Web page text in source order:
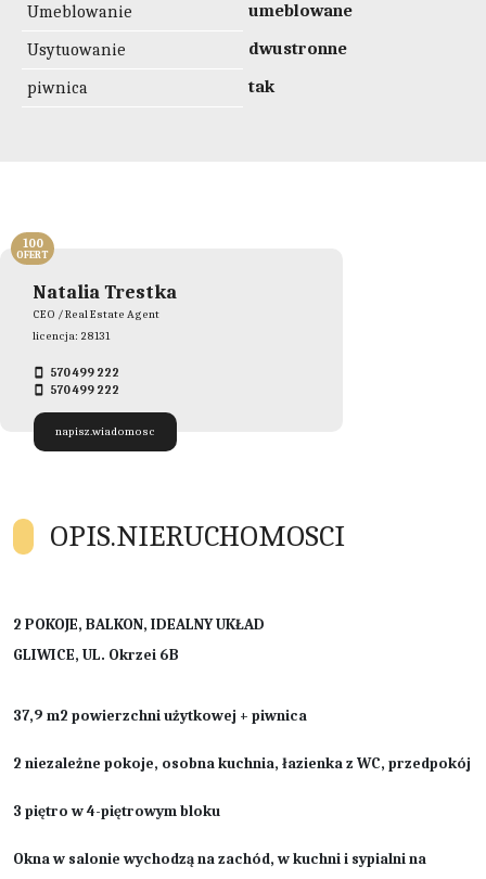
Umeblowanie
umeblowane
Usytuowanie
dwustronne
piwnica
tak
Natalia Trestka
CEO / Real Estate Agent
licencja: 28131
570 499 222
570 499 222
napisz.wiadomosc
100
OFERT
OPIS.NIERUCHOMOSCI
2 POKOJE, BALKON, IDEALNY UKŁAD
GLIWICE, UL. Okrzei 6B
37,9 m2 powierzchni użytkowej + piwnica
2 niezależne pokoje, osobna kuchnia, łazienka z WC, przedpokój
3 piętro w 4-piętrowym bloku
Okna w salonie wychodzą na zachód, w kuchni i sypialni na